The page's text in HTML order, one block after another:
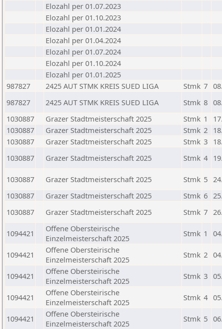
Elozahl per 01.07.2023
Elozahl per 01.10.2023
Elozahl per 01.01.2024
Elozahl per 01.04.2024
Elozahl per 01.07.2024
Elozahl per 01.10.2024
Elozahl per 01.01.2025
987827
2425 AUT STMK KREIS SUED LIGA Stmk 7
987827
2425 AUT STMK KREIS SUED LIGA Stmk 8
1030887
Grazer Stadtmeisterschaft 2025 Stmk 1
1030887
Grazer Stadtmeisterschaft 2025 Stmk 2
1030887
Grazer Stadtmeisterschaft 2025 Stmk 3
1030887
Grazer Stadtmeisterschaft 2025 Stmk 4
1030887 Grazer Stadtmeisterschaft 2025 Stmk 5
1030887
Grazer Stadtmeisterschaft 2025 Stmk 6
1030887
Grazer Stadtmeisterschaft 2025 Stmk 7
1094421
Offene Obersteirische
Einzelmeisterschaft 2025
Stmk 1
1094421
Offene Obersteirische
Einzelmeisterschaft 2025
Stmk 2
1094421
Offene Obersteirische
Einzelmeisterschaft 2025
Stmk 3
1094421
Offene Obersteirische
Einzelmeisterschaft 2025
Stmk 4
1094421
Offene Obersteirische
Einzelmeisterschaft 2025
Stmk 5